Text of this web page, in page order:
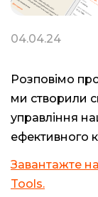
04.04.24
Розповімо
ми створили
управління
ефективного
Завантажте
Tools.